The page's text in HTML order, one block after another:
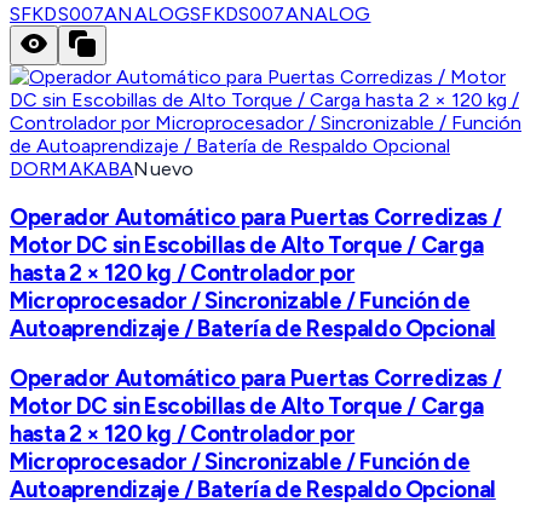
SFKDS007ANALOGSFKDS007ANALOG
DORMAKABANuevo
Operador Automático para Puertas Corredizas /
Motor DC sin Escobillas de Alto Torque / Carga
hasta 2 × 120 kg / Controlador por
Microprocesador / Sincronizable / Función de
Autoaprendizaje / Batería de Respaldo Opcional
Operador Automático para Puertas Corredizas /
Motor DC sin Escobillas de Alto Torque / Carga
hasta 2 × 120 kg / Controlador por
Microprocesador / Sincronizable / Función de
Autoaprendizaje / Batería de Respaldo Opcional